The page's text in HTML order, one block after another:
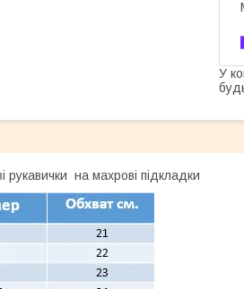
У
рукавички на махрові підкладки